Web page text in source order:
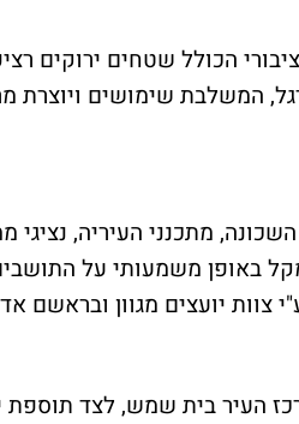
הכולל שטחים ירוקים
המשלבת שימושים ויוצרת
מתכנני העיריה, נציגי
המקל באופן משמעותי על
צוות יועצים מגוון ובראשם
העיר בית שמש, לצד תוספת